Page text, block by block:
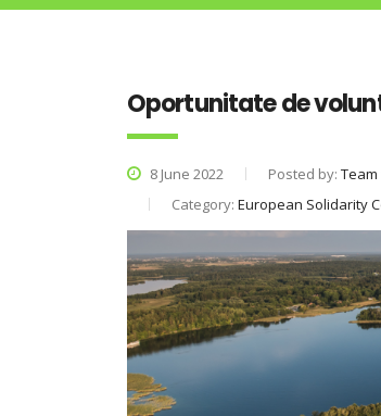
Oportunitate de
8 June 2022 Posted by:
Category: European Solidarity